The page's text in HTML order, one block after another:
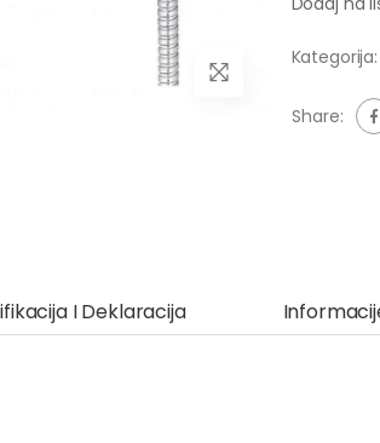
Kategorija:
Share:
I Deklaracija